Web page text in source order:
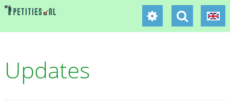
Updates